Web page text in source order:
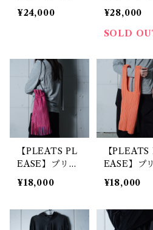
ミヤケ プリー
ツプリーズ プ
ーバッグ bla
¥24,000
ミヤケ BAO
AO ハンド
グ silver &
¥28,000
SOLD
【PLEATS PL
EASE】プリー
ツプリーズ イ
ッセイミヤケ
ンジ巾着バッグ
pink&blue
¥18,000
【PLEATS
EASE】プ
ツプリーズ
ッセイミヤケ
バッグ
ange
¥18,000